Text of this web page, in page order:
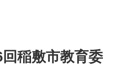
稲敷市教育委